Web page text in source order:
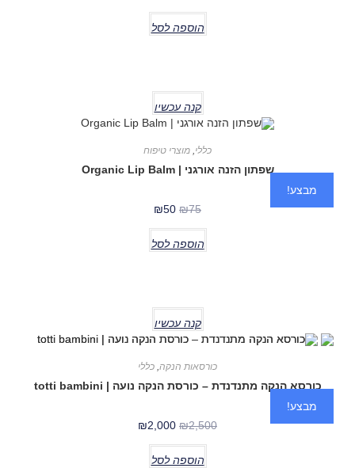
הוספה לסל
קנה עכשיו
מבצע!
כללי, מוצרי טיפוח
שפתון הזנה אורגני | Organic Lip Balm
₪75
₪50
הוספה לסל
קנה עכשיו
מבצע!
כורסאות הנקה, כללי
כורסא הנקה מתנדנדת – כורסת הנקה נועה | totti bambini
₪2,500
₪2,000
הוספה לסל